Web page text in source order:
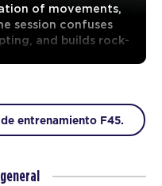
of movements,
session confuses
and builds rock-
entrenamiento F45.